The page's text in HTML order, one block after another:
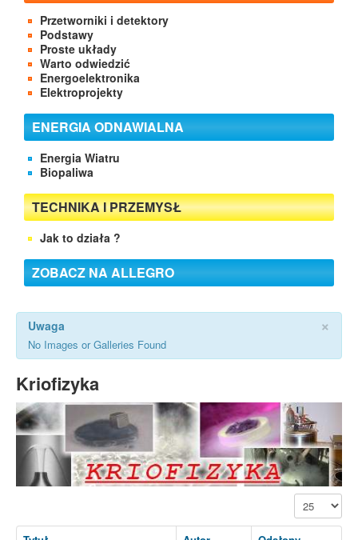
Przetworniki i detektory
Podstawy
Proste układy
Warto odwiedzić
Energoelektronika
Elektroprojekty
ENERGIA ODNAWIALNA
Energia Wiatru
Biopaliwa
TECHNIKA I PRZEMYSŁ
Jak to działa ?
ZOBACZ NA ALLEGRO
×
Uwaga
No Images or Galleries Found
Kriofizyka
Pokaż #